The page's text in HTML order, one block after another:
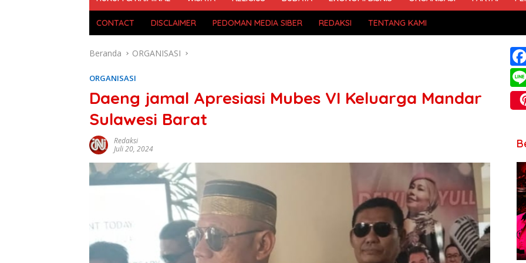
CONTACT DISCLAIMER PEDOMAN MEDIA SIBER REDAKSI TENTANG KAMI
Beranda ORGANISASI
ORGANISASI
Daeng jamal Apresiasi Mubes VI Keluarga Mandar
Sulawesi Barat
Redaksi
Juli 20, 2024